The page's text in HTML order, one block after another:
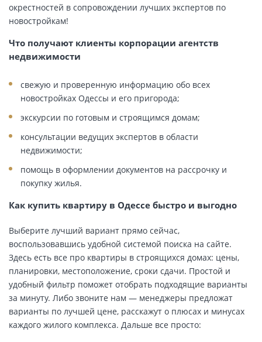
окрестностей в сопровождении лучших экспертов по
новостройкам!
Что получают клиенты корпорации агентств
недвижимости
свежую и проверенную информацию обо всех
новостройках Одессы и его пригорода;
экскурсии по готовым и строящимся домам;
консультации ведущих экспертов в области
недвижимости;
помощь в оформлении документов на рассрочку и
покупку жилья.
Как купить квартиру в Одессе быстро и выгодно
Выберите лучший вариант прямо сейчас,
воспользовавшись удобной системой поиска на сайте.
Здесь есть все про квартиры в строящихся домах: цены,
планировки, местоположение, сроки сдачи. Простой и
удобный фильтр поможет отобрать подходящие варианты
за минуту. Либо звоните нам — менеджеры предложат
варианты по лучшей цене, расскажут о плюсах и минусах
каждого жилого комплекса. Дальше все просто: